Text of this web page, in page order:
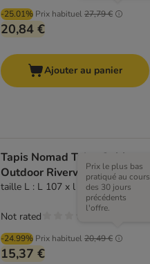
-25.01% Prix habituel27,79 €
20,84 €
Ajouter au panier
Tapis Nomad Tales Spirit
Outdoor Riverway
taille L : L 107 x l 71 cm
-24.99% Prix habituel20,49 €
Prix le plus bas
pratiqué au cours
des 30 jours
précédents
l'offre.
15,37 €
Not rated